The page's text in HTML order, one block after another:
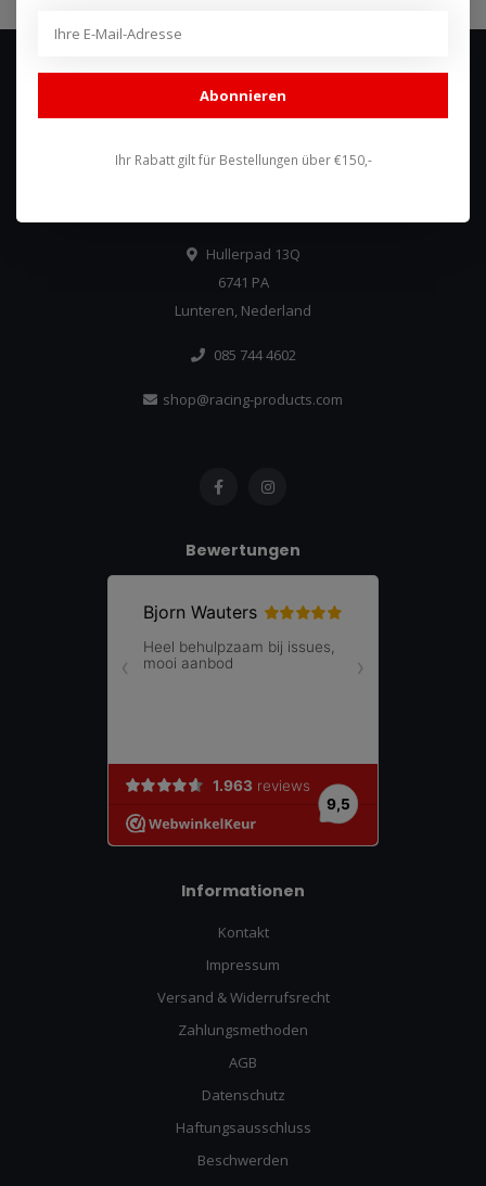
Hullerpad 13Q
6741 PA
Lunteren, Nederland
085 744 4602
shop@racing-products.com
Bewertungen
Informationen
Kontakt
Impressum
Versand & Widerrufsrecht
Zahlungsmethoden
AGB
Datenschutz
Haftungsausschluss
Beschwerden
Abonnieren
Ihr Rabatt gilt für Bestellungen über €150,-